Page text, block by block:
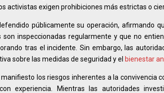
activistas exigen prohibiciones más estrictas o
públicamente su operación, afirmando
son inspeccionadas regularmente y que no
tras el incidente. Sin embargo, las
sobre las medidas de seguridad y el bienestar
los riesgos inherentes a la convivencia
experiencia. Mientras las autoridades